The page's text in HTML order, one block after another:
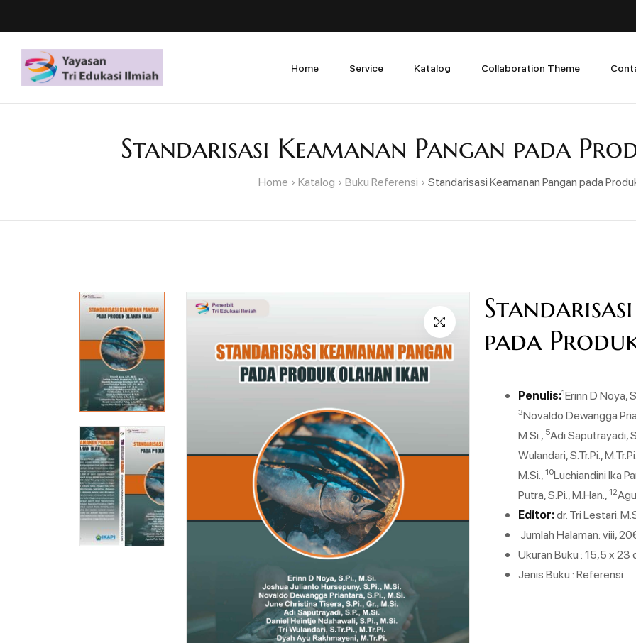
Home Service Katalog Collaboration Theme
Standarisasi Keamanan Pangan pada
Home Katalog Buku Referensi Standarisasi Keamanan Pangan pada
pada
Penulis:1Erinn D Noya,
3Novaldo Dewangga
M.Si., 5Adi Saputrayadi,
Wulandari, S.Tr.Pi.,
M.Si.,10Luchiandini Ika
Putra, S.Pi., M.Han.,12
Editor:dr. Tri Lestari.
Jumlah Halaman: viii,
Ukuran Buku : 15,5 x 23
Jenis Buku : Referensi